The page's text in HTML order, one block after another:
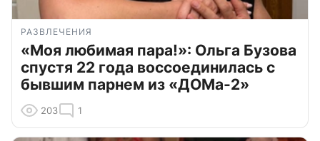
РАЗВЛЕЧЕНИЯ
«Моя любимая пара!»: Ольга Бузова
спустя 22 года воссоединилась с
бывшим парнем из «ДОМа-2»
203 1